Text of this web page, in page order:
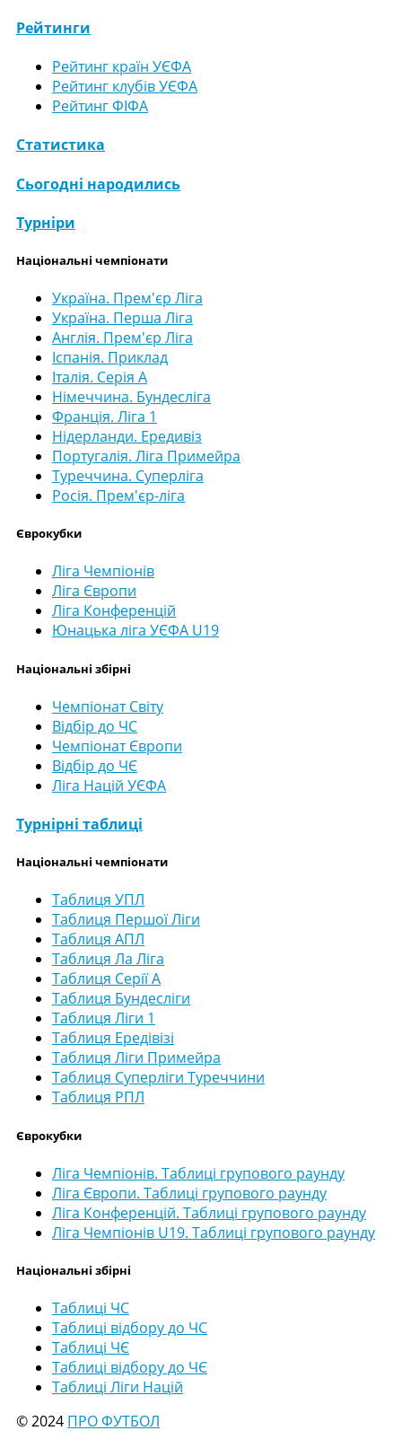
Рейтинги
Рейтинг країн УЄФА
Рейтинг клубів УЄФА
Рейтинг ФІФА
Статистика
Сьогодні народились
Турніри
Національні чемпіонати
Україна. Прем'єр Ліга
Україна. Перша Ліга
Англія. Прем'єр Ліга
Іспанія. Приклад
Італія. Серія А
Німеччина. Бундесліга
Франція. Ліга 1
Нідерланди. Ередивіз
Португалія. Ліга Примейра
Туреччина. Суперліга
Росія. Прем'єр-ліга
Єврокубки
Ліга Чемпіонів
Ліга Європи
Ліга Конференцій
Юнацька ліга УЄФА U19
Національні збірні
Чемпіонат Світу
Відбір до ЧС
Чемпіонат Європи
Відбір до ЧЄ
Ліга Націй УЄФА
Турнірні таблиці
Національні чемпіонати
Таблиця УПЛ
Таблиця Першої Ліги
Таблиця АПЛ
Таблиця Ла Ліга
Таблиця Серії А
Таблиця Бундесліги
Таблиця Ліги 1
Таблиця Ередівізі
Таблиця Ліги Примейра
Таблиця Суперліги Туреччини
Таблиця РПЛ
Єврокубки
Ліга Чемпіонів. Таблиці групового раунду
Ліга Європи. Таблиці групового раунду
Ліга Конференцій. Таблиці групового раунду
Ліга Чемпіонів U19. Таблиці групового раунду
Національні збірні
Таблиці ЧС
Таблиці відбору до ЧС
Таблиці ЧЄ
Таблиці відбору до ЧЄ
Таблиці Ліги Націй
© 2024 ПРО ФУТБОЛ